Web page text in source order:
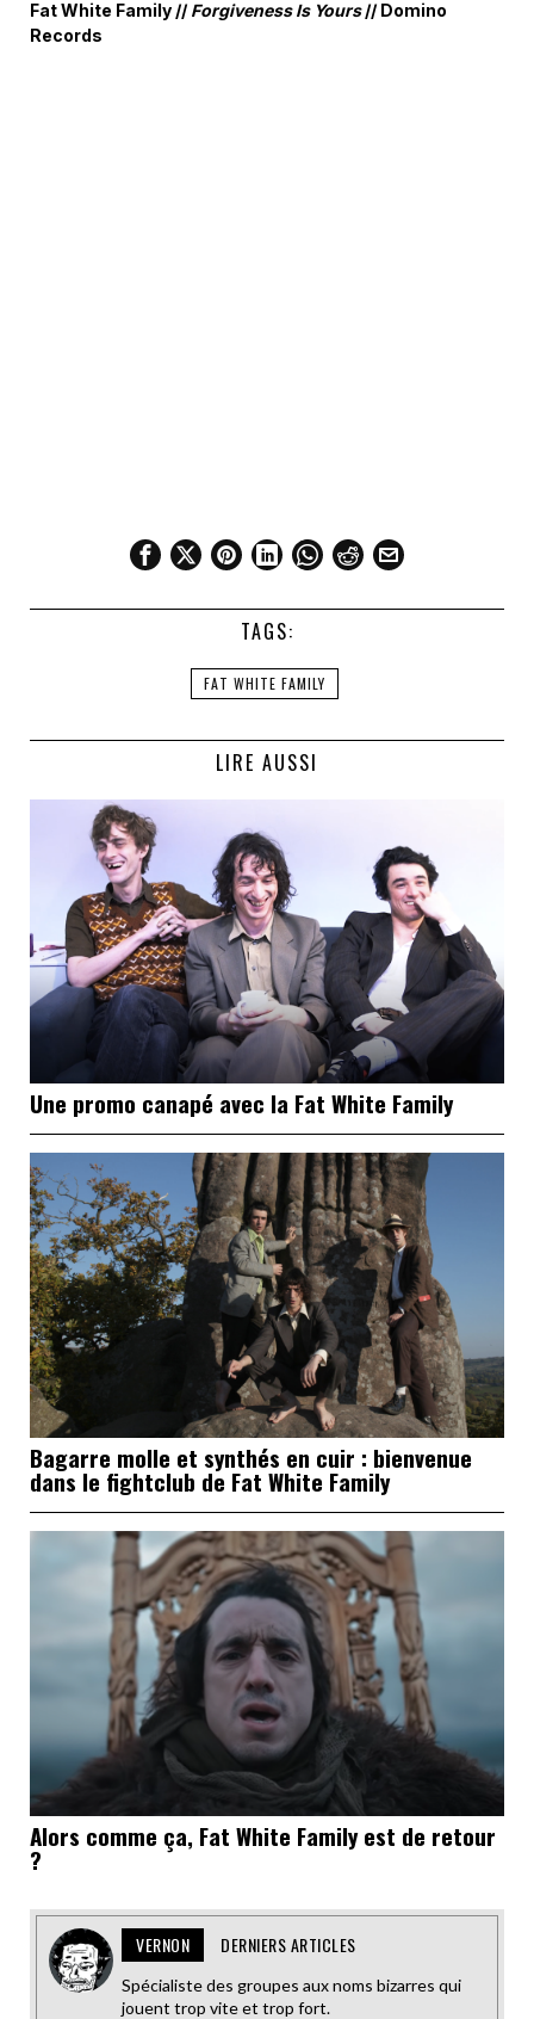
Fat White Family // Forgiveness Is Yours// Domino
Records
TAGS:
FAT WHITE FAMILY
LIRE AUSSI
Une promo canapé avec la Fat White Family
Bagarre molle et synthés en cuir : bienvenue
dans le fightclub de Fat White Family
Alors comme ça, Fat White Family est de retour
?
VERNON DERNIERS ARTICLES
Spécialiste des groupes aux noms bizarres qui
jouent trop vite et trop fort.